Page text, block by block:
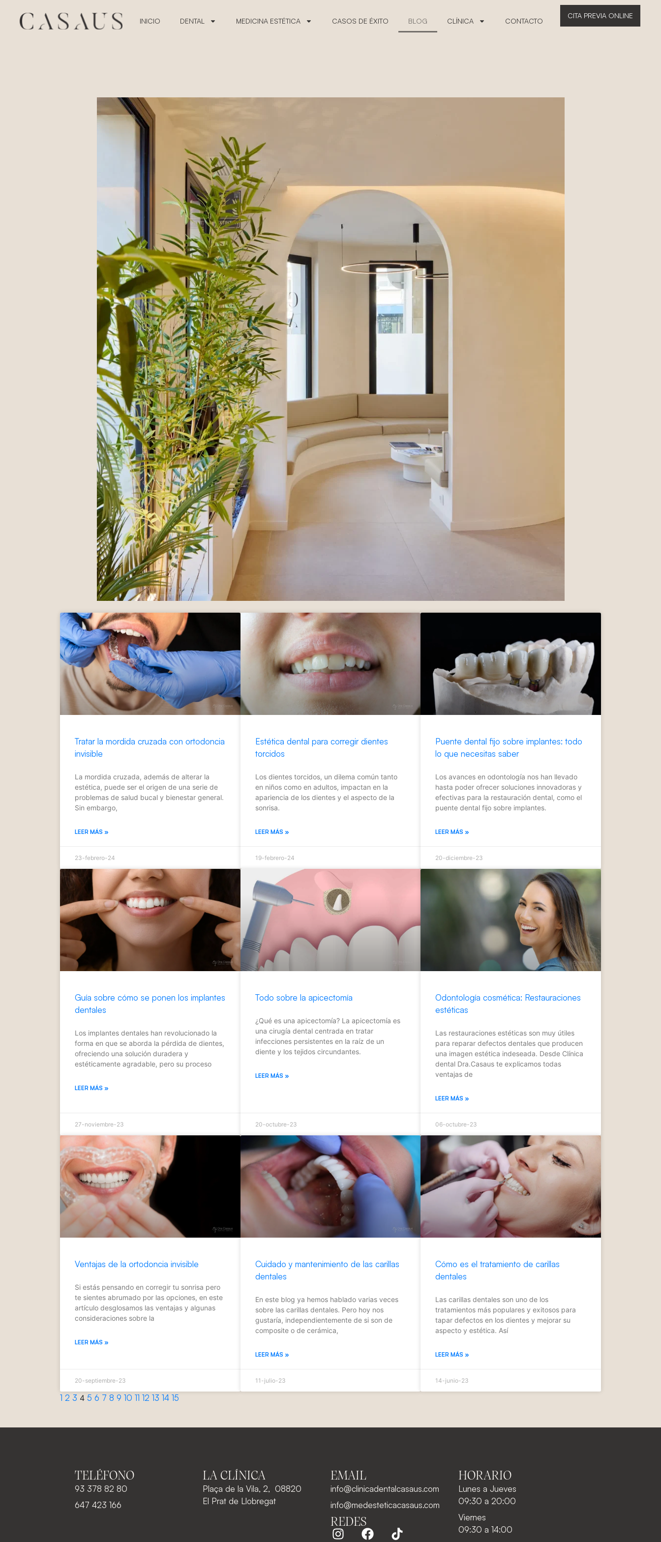
INICIO DENTAL MEDICINA ESTÉTICA CASOS DE ÉXITO BLOG CLÍNICA CONTACTO
CITA PREVIA ONLINE
Tratar la mordida cruzada con ortodoncia
invisible
La mordida cruzada, además de alterar la
estética, puede ser el origen de una serie de
problemas de salud bucal y bienestar general.
Sin embargo,
LEER MÁS »
23-febrero-24
Estética dental para corregir dientes
torcidos
Los dientes torcidos, un dilema común tanto
en niños como en adultos, impactan en la
apariencia de los dientes y el aspecto de la
sonrisa.
LEER MÁS »
19-febrero-24
Puente dental fijo sobre implantes: todo
lo que necesitas saber
Los avances en odontología nos han llevado
hasta poder ofrecer soluciones innovadoras y
efectivas para la restauración dental, como el
puente dental fijo sobre implantes.
LEER MÁS »
20-diciembre-23
Guía sobre cómo se ponen los implantes
dentales
Los implantes dentales han revolucionado la
forma en que se aborda la pérdida de dientes,
ofreciendo una solución duradera y
estéticamente agradable, pero su proceso
LEER MÁS »
27-noviembre-23
Todo sobre la apicectomía
¿Qué es una apicectomía? La apicectomía es
una cirugía dental centrada en tratar
infecciones persistentes en la raíz de un
diente y los tejidos circundantes.
LEER MÁS »
20-octubre-23
Odontología cosmética: Restauraciones
estéticas
Las restauraciones estéticas son muy útiles
para reparar defectos dentales que producen
una imagen estética indeseada. Desde Clínica
dental Dra.Casaus te explicamos todas
ventajas de
LEER MÁS »
06-octubre-23
Ventajas de la ortodoncia invisible
Si estás pensando en corregir tu sonrisa pero
te sientes abrumado por las opciones, en este
artículo desglosamos las ventajas y algunas
consideraciones sobre la
LEER MÁS »
20-septiembre-23
Cuidado y mantenimiento de las carillas
dentales
En este blog ya hemos hablado varias veces
sobre las carillas dentales. Pero hoy nos
gustaría, independientemente de si son de
composite o de cerámica,
LEER MÁS »
11-julio-23
Cómo es el tratamiento de carillas
dentales
Las carillas dentales son uno de los
tratamientos más populares y exitosos para
tapar defectos en los dientes y mejorar su
aspecto y estética. Así
LEER MÁS »
14-junio-23
1 2 3 4 5 6 7 8 9 10 11 12 13 14 15
TELÉFONO
93 378 82 80
647 423 166
LA CLÍNICA
Plaça de la Vila, 2, 08820
El Prat de Llobregat
EMAIL
info@clinicadentalcasaus.com
info@medesteticacasaus.com
REDES
HORARIO
Lunes a Jueves
09:30 a 20:00
Viernes
09:30 a 14:00